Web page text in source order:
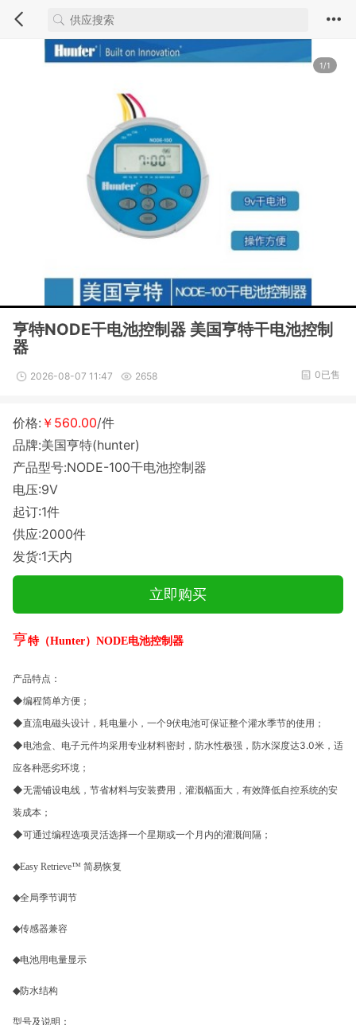
1/1
亨特NODE干电池控制器 美国亨特干电池控制
器
2026-08-07 11:47 2658 0已售
价格: ￥560.00/件
品牌:美国亨特(hunter)
产品型号:NODE-100干电池控制器
电压:9V
起订:1件
供应:2000件
发货:1天内
立即购买
亨特（Hunter）NODE电池控制器
产品特点：
◆编程简单方便；
◆直流电磁头设计，耗电量小，一个9伏电池可保证整个灌水季节的使用；
◆电池盒、电子元件均采用专业材料密封，防水性极强，防水深度达3.0米，适
应各种恶劣环境；
◆无需铺设电线，节省材料与安装费用，灌溉幅面大，有效降低自控系统的安
装成本；
◆可通过编程选项灵活选择一个星期或一个月内的灌溉间隔；
◆Easy Retrieve™ 简易恢复
◆全局季节调节
◆传感器兼容
◆电池用电量显示
◆防水结构
型号及说明：